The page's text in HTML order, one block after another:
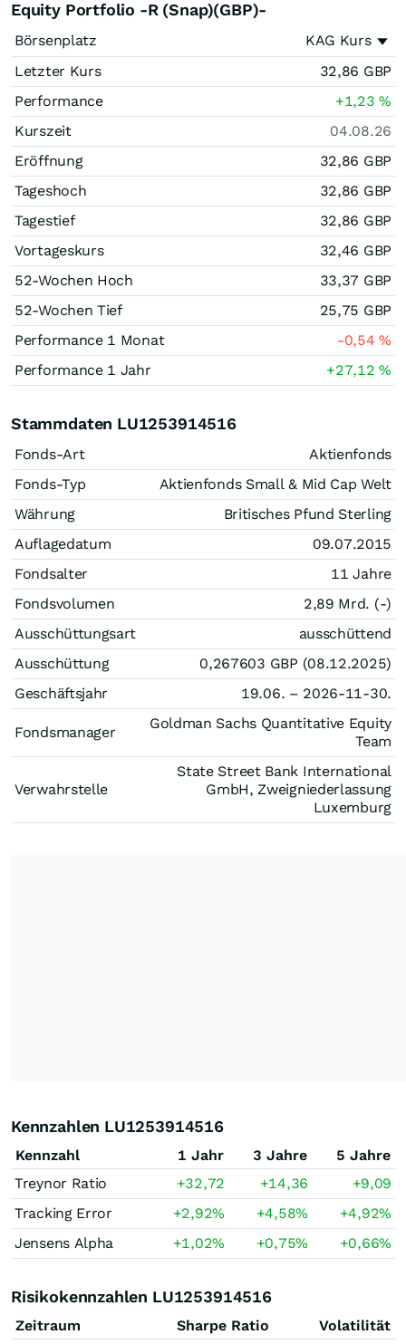
Equity Portfolio -R (Snap)(GBP)-
Börsenplatz
KAG Kurs
Letzter Kurs
32,86 GBP
Performance
+1,23%
Kurszeit
04.08.26
Eröffnung
32,86 GBP
Tageshoch
32,86 GBP
Tagestief
32,86 GBP
Vortageskurs
32,46 GBP
52-Wochen Hoch
33,37 GBP
52-Wochen Tief
25,75 GBP
Performance 1 Monat
-0,54%
Performance 1 Jahr
+27,12%
Stammdaten LU1253914516
Fonds-Art
Aktienfonds
Fonds-Typ
Aktienfonds Small & Mid Cap Welt
Währung
Britisches Pfund Sterling
Auflagedatum
09.07.2015
Fondsalter
11 Jahre
Fondsvolumen
2,89 Mrd. (-)
Ausschüttungsart
ausschüttend
Ausschüttung
0,267603 GBP (08.12.2025)
Geschäftsjahr
19.06. – 2026-11-30.
Fondsmanager
Goldman Sachs Quantitative Equity
Team
Verwahrstelle
State Street Bank International
GmbH, Zweigniederlassung
Luxemburg
Kennzahlen LU1253914516
Kennzahl 1 Jahr 3 Jahre
5 Jahre
Treynor Ratio
+32,72 +14,36
+9,09
Tracking Error
+2,92% +4,58% +4,92%
Jensens Alpha
+1,02% +0,75% +0,66%
Risikokennzahlen LU1253914516
Zeitraum Sharpe Ratio
Volatilität